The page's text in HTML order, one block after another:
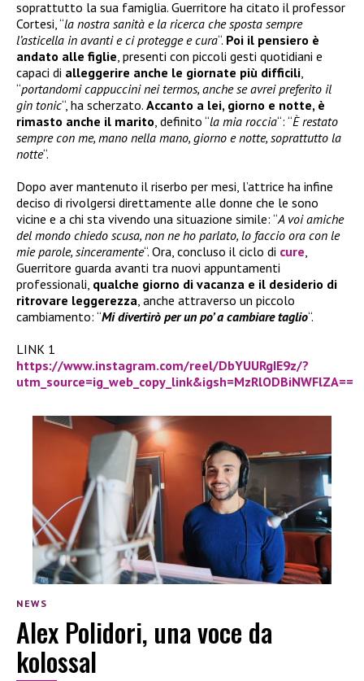
soprattutto la sua famiglia. Guerritore ha citato il professor
Cortesi, “la nostra sanità e la ricerca che sposta sempre
l’asticella in avanti e ci protegge e cura“. Poi il pensiero è
andato alle figlie, presenti con piccoli gesti quotidiani e
capaci di alleggerire anche le giornate più difficili,
“portandomi cappuccini nei termos, anche se avrei preferito il
gin tonic“, ha scherzato. Accanto a lei, giorno e notte, è
rimasto anche il marito, definito “la mia roccia“: “È restato
sempre con me, mano nella mano, giorno e notte, soprattutto la
notte“.
Dopo aver mantenuto il riserbo per mesi, l’attrice ha infine
deciso di rivolgersi direttamente alle donne che le sono
vicine e a chi sta vivendo una situazione simile: “A voi amiche
del mondo chiedo scusa, non ne ho parlato, lo faccio ora con le
mie parole, sinceramente“. Ora, concluso il ciclo di cure,
Guerritore guarda avanti tra nuovi appuntamenti
professionali, qualche giorno di vacanza e il desiderio di
ritrovare leggerezza, anche attraverso un piccolo
cambiamento: “Mi divertirò per un po’ a cambiare taglio“.
LINK 1
https://www.instagram.com/reel/DbYUURgIE9z/?
utm_source=ig_web_copy_link&igsh=MzRlODBiNWFlZA==
NEWS
Alex Polidori, una voce da
kolossal